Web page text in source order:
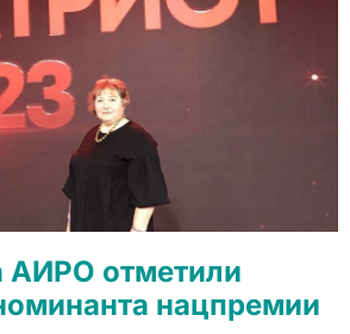
АИРО отметили
нацпремии